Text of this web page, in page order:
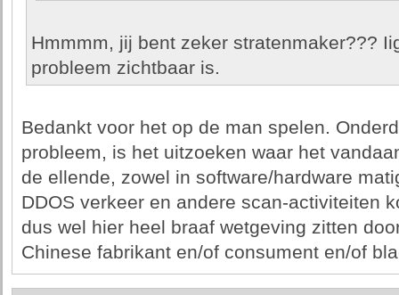
Hmmmm, jij bent zeker stratenmaker???
probleem zichtbaar is.
Bedankt voor het op de man spelen.
probleem, is het uitzoeken waar het
de ellende, zowel in software/hardware
DDOS verkeer en andere scan-activiteiten
dus wel hier heel braaf wetgeving zitten
Chinese fabrikant en/of consument en/of